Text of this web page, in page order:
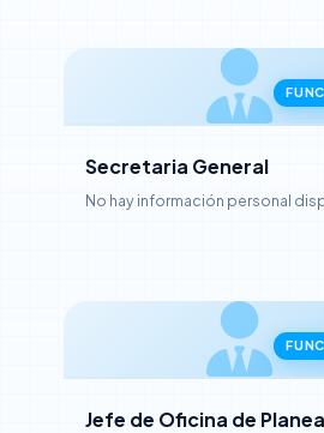
Secretaria General
No hay información personal
Jefe de Oficina de